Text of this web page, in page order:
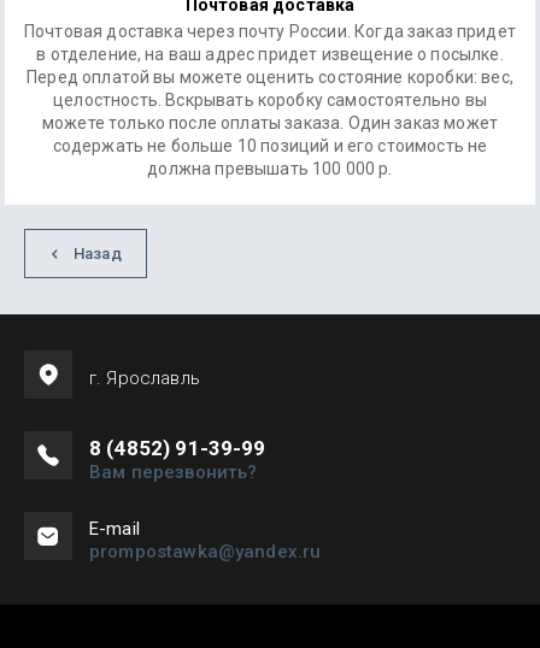
Почтовая доставка
Почтовая доставка через почту России. Когда заказ придет
в отделение, на ваш адрес придет извещение о посылке.
Перед оплатой вы можете оценить состояние коробки: вес,
целостность. Вскрывать коробку самостоятельно вы
можете только после оплаты заказа. Один заказ может
содержать не больше 10 позиций и его стоимость не
должна превышать 100 000 р.
Назад
г. Ярославль
8 (4852) 91-39-99
Вам перезвонить?
Е-mail
prompostawka@yandex.ru